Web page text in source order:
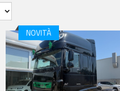
NOVITÀ